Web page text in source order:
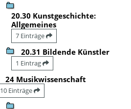
20.30 Kunstgeschichte:
Allgemeines
7 Einträge
20.31 Bildende Künstler
1 Eintrag
24 Musikwissenschaft
10 Einträge